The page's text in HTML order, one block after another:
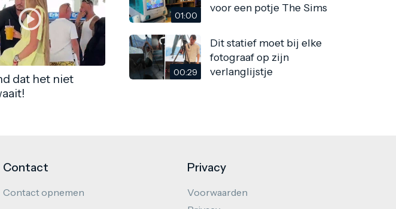
dat het niet
01:00
voor een potje The Sims
00:29
Dit statief moet bij elke
fotograaf op zijn
verlanglijstje
Contact
Contact opnemen
Privacy
Voorwaarden